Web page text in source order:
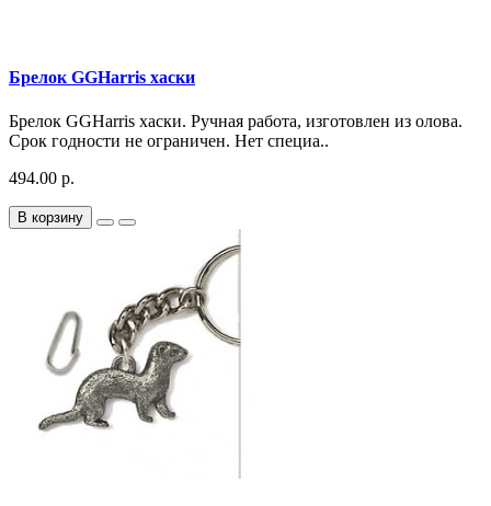
Брелок GGHarris хаски
Брелок GGHarris хаски. Ручная работа, изготовлен из олова.
Срок годности не ограничен. Нет специа..
494.00 р.
В корзину